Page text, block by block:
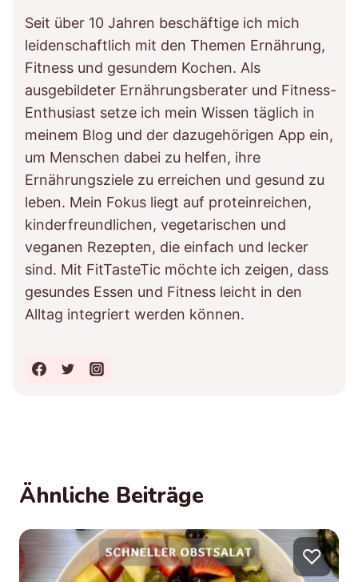
Seit über 10 Jahren beschäftige ich mich
leidenschaftlich mit den Themen Ernährung,
Fitness und gesundem Kochen. Als
ausgebildeter Ernährungsberater und Fitness-
Enthusiast setze ich mein Wissen täglich in
meinem Blog und der dazugehörigen App ein,
um Menschen dabei zu helfen, ihre
Ernährungsziele zu erreichen und gesund zu
leben. Mein Fokus liegt auf proteinreichen,
kinderfreundlichen, vegetarischen und
veganen Rezepten, die einfach und lecker
sind. Mit FitTasteTic möchte ich zeigen, dass
gesundes Essen und Fitness leicht in den
Alltag integriert werden können.
Ähnliche Beiträge
♡